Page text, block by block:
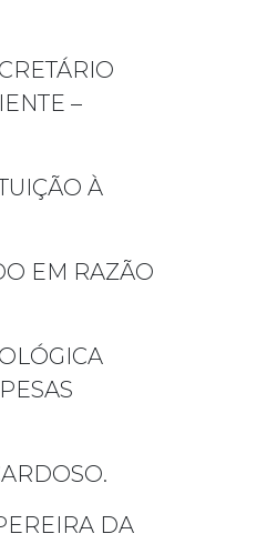
–
À
EM RAZÃO
DA